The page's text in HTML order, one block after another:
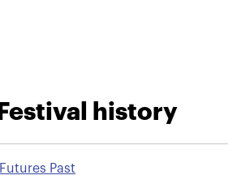
Festival history
Futures Past